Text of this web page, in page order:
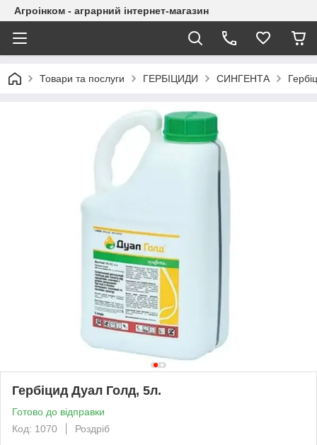
Агроінком - аграрний інтернет-магазин
Товари та послуги ГЕРБІЦИДИ СИНГЕНТА
Гербіцид Дуал Голд, 5л.
Готово до відправки
Код: 1070
Роздріб